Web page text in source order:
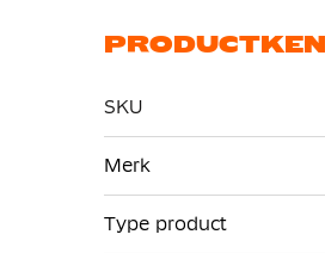
SKU
informatie
Merk
Type product